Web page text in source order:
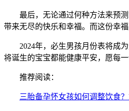
最后，无论通过何种方法来预测
带来无尽的快乐和幸福。而这份幸
2024年，必生男孩月份表将成为
将诞生的宝宝都能健康平安，愿每
推荐阅读：
三胎备孕怀女孩如何调整饮食